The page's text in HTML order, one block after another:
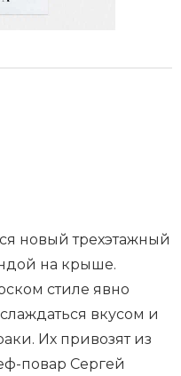
новый трехэтажный
на крыше.
стиле явно
вкусом и
Их привозят из
повар Сергей